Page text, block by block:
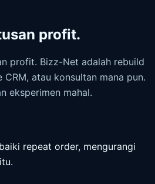
profit.
profit. Bizz-Net adalah rebuild
atau konsultan mana pun.
eksperimen mahal.
repeat order, mengurangi